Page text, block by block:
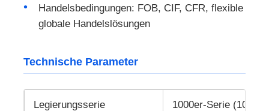
Handelsbedingungen: FOB, CIF, CFR, flexible
globale Handelslösungen
Technische Parameter
Legierungsserie 1000er-Serie (1050/